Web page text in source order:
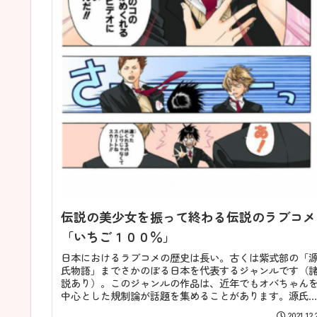
伝説の美少女を振って終わる伝説のラブコメ
「いちご１００％」
日本におけるラブコメの歴史は長い。古くは紫式部の「
氏物語」までさかのぼる日本を代表するジャンルです（
説あり）。このジャンルの作品は、近年でもオバちゃんを
中心とした規制論が話題を集めることがあります。源氏物